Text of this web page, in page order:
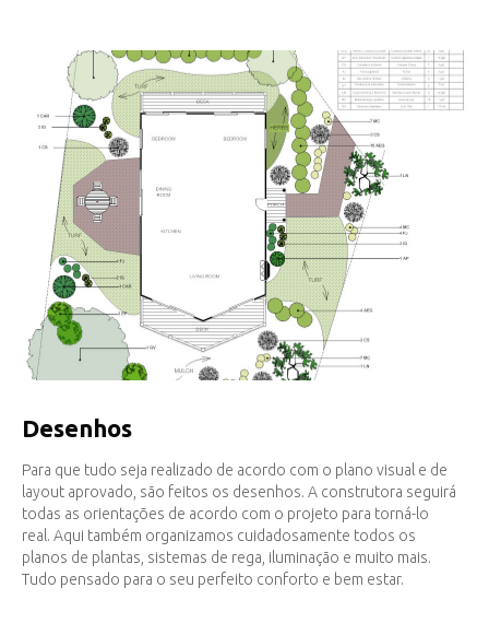
Desenhos
Para que tudo seja realizado de acordo com o plano visual e de
layout aprovado, são feitos os desenhos. A construtora seguirá
todas as orientações de acordo com o projeto para torná-lo
real. Aqui também organizamos cuidadosamente todos os
planos de plantas, sistemas de rega, iluminação e muito mais.
Tudo pensado para o seu perfeito conforto e bem estar.